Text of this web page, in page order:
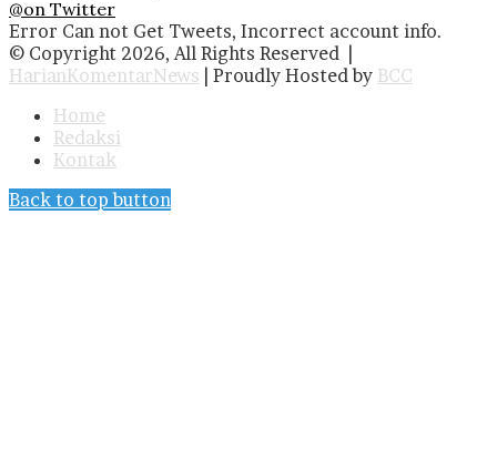
@on Twitter
Error Can not Get Tweets, Incorrect account info.
© Copyright 2026, All Rights Reserved |
HarianKomentarNews | Proudly Hosted by BCC
Home
Redaksi
Kontak
Back to top button